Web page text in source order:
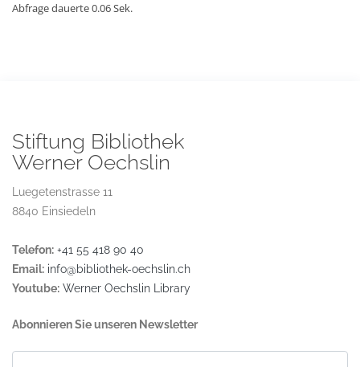
Abfrage dauerte 0.06 Sek.
Stiftung Bibliothek
Werner Oechslin
Luegetenstrasse 11
8840 Einsiedeln
Telefon: +41 55 418 90 40
Email: info@bibliothek-oechslin.ch
Youtube: Werner Oechslin Library
Abonnieren Sie unseren Newsletter